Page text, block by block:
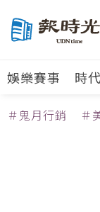
娛樂賽事 時
＃鬼月行銷 ＃